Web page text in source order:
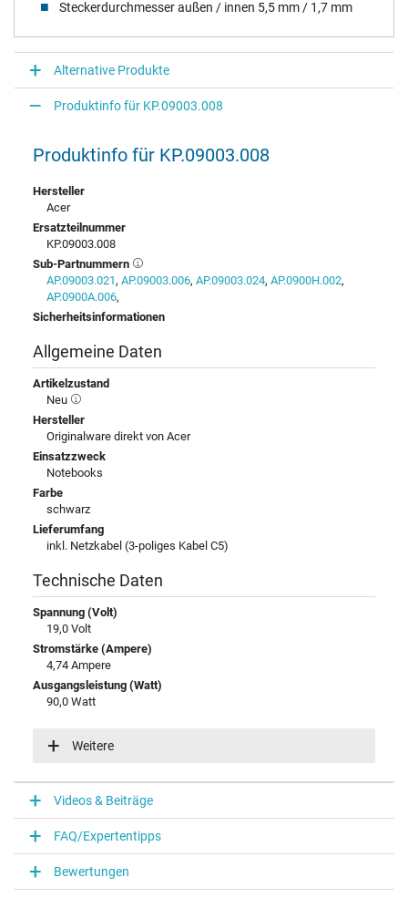
Steckerdurchmesser außen / innen 5,5 mm / 1,7 mm
Alternative Produkte
Produktinfo für KP.09003.008
Produktinfo für KP.09003.008
Hersteller
Acer
Ersatzteilnummer
KP.09003.008
Sub-Partnummern
AP.09003.021, AP.09003.006, AP.09003.024, AP.0900H.002,
AP.0900A.006,
Sicherheitsinformationen
Allgemeine Daten
Artikelzustand
Neu
Hersteller
Originalware direkt von Acer
Einsatzzweck
Notebooks
Farbe
schwarz
Lieferumfang
inkl. Netzkabel (3-poliges Kabel C5)
Technische Daten
Spannung (Volt)
19,0 Volt
Stromstärke (Ampere)
4,74 Ampere
Ausgangsleistung (Watt)
90,0 Watt
100-240V / 50-60Hz
Notebook Stecker
Steckertyp / -form
rund / 90° abgewinkelt
Steckerlänge (mm)
10,5 mm
Weitere
Videos & Beiträge
FAQ/Expertentipps
Bewertungen